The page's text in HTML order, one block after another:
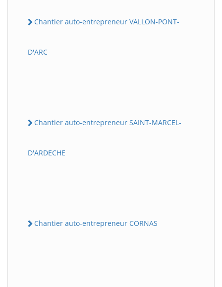
Chantier auto-entrepreneur VALLON-PONT-
D'ARC
Chantier auto-entrepreneur SAINT-MARCEL-
D'ARDECHE
Chantier auto-entrepreneur CORNAS